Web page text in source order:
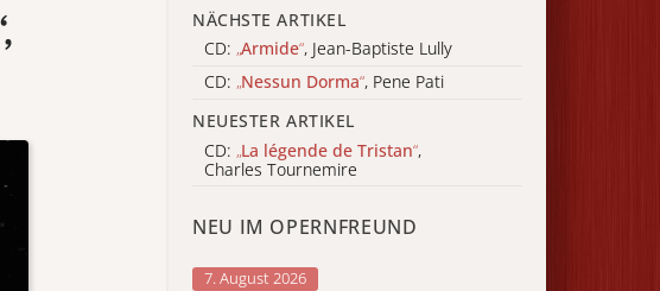
NÄCHSTE ARTIKEL
CD: „Armide“, Jean-Baptiste Lully
CD: „Nessun Dorma“, Pene Pati
NEUESTER ARTIKEL
CD: „La légende de Tristan“,
Charles Tournemire
NEU IM OPERNFREUND
7. August 2026